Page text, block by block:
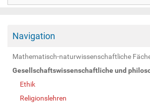
Navigation
Mathematisch-naturwissenschaftliche
Gesellschaftswissenschaftliche und
Ethik
Religionslehren